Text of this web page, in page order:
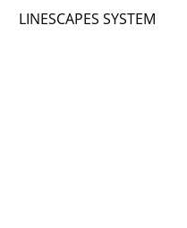
LINESCAPES SYSTEM